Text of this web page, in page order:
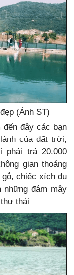
(Ảnh ST)
đây các bạn
của đất trời,
phải trả 20.000
gian thoáng
gỗ, chiếc xích đu
những đám mây
thái